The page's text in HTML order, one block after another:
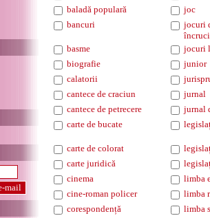
baladă populară
joc
bancuri
jocuri
basme
jocuri
biografie
junior
calatorii
cantece de craciun
jurnal
cantece de petrecere
jurnal
carte de bucate
carte de colorat
carte juridică
cinema
limba
cine-roman policer
limba
corespondență
limba